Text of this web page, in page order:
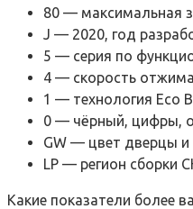
80 — максимальная
J — 2020, год
5 — серия по
4 — скорость
1 — технология Eco
0 — чёрный, цифры,
GW — цвет дверцы и
LP — регион сборки
Какие показатели более